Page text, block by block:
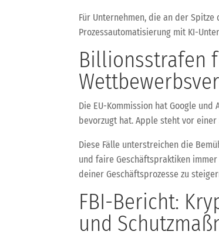
Für Unternehmen, die an der
Prozessautomatisierung mit KI-
Billionsstrafen
Die EU-Kommission hat Google
bevorzugt hat. Apple steht vor
Diese Fälle unterstreichen die
und faire Geschäftspraktiken
deiner Geschäftsprozesse zu
FBI-Bericht:
und